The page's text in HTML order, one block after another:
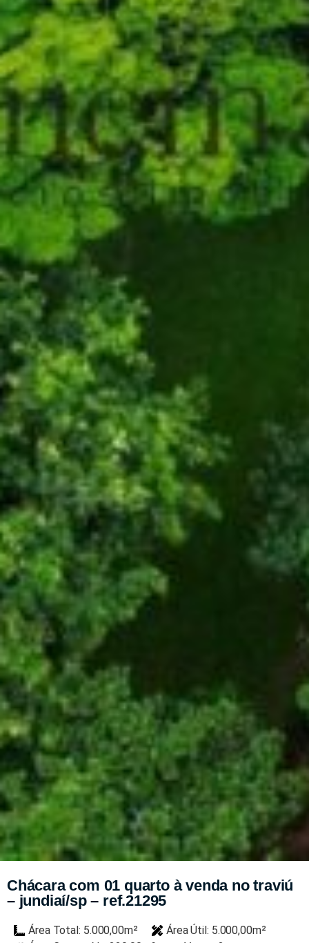
Chácara com 01 quarto à venda no traviú
– jundiaí/sp – ref.21295
Área Total: 5.000,00m²
Área Útil: 5.000,00m²